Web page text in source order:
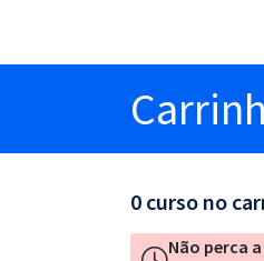
0 curso no
Não perca